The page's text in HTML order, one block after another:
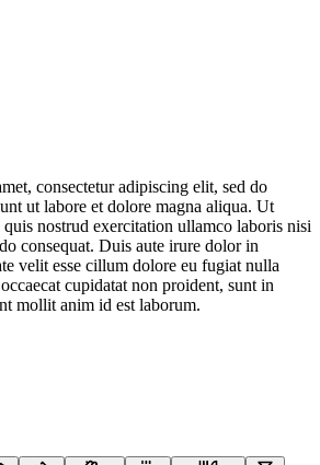
consectetur adipiscing elit, sed do
ut labore et dolore magna aliqua. Ut
nostrud exercitation ullamco laboris nisi
consequat. Duis aute irure dolor in
velit esse cillum dolore eu fugiat nulla
cupidatat non proident, sunt in
mollit anim id est laborum.